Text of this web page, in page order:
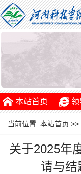
本站首页 领
当前位置: 本站首页 >>
关于2025年
请与结